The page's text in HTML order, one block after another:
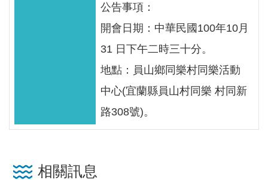
首
意
公告事項：
開會日期：中華民國100年10月
31 日下午二時三十分。
地點：員山鄉同樂村同樂活動
中心(宜蘭縣員山村同樂 村同新
路308號)。
相關訊息